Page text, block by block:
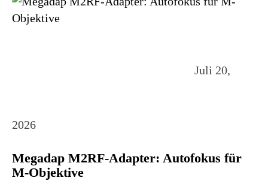
Juli 20,
2026
Megadap M2RF-Adapter: Autofokus für
M-Objektive